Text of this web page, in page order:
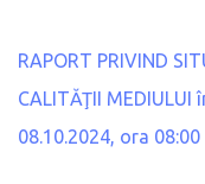
RAPORT PRIVIND
CALITĂŢII
08.10.2024, ora 08:00